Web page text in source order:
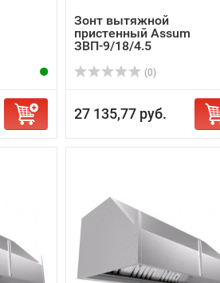
Зонт вытяжной
пристенный Assum
ЗВП-9/18/4.5
(0)
27 135,77 руб.